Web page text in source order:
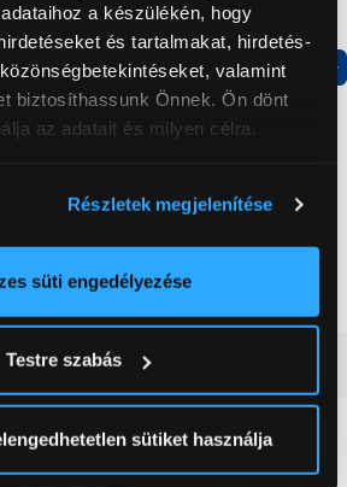
a készülékén, hogy
és tartalmakat, hirdetés-
valamint
biztosíthassunk Önnek. Ön dönt
az adatait és milyen célra.
pár méteres pontossággal
beazonosítása annak konkrét
preferenciáit aRészletek
vagy visszavonhatja a
hozzájárulását.
Részletek megjelenítése
süti engedélyezése
Testre szabás
sütiket használja
Termék adatlap
Alulfagyasztós
(0)